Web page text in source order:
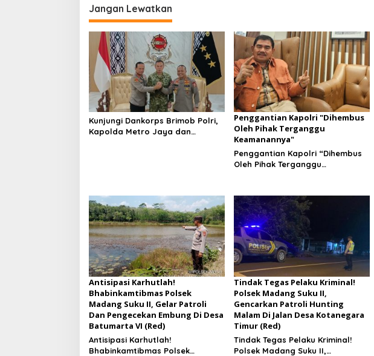
Jangan Lewatkan
Kunjungi Dankorps Brimob Polri,
Kapolda Metro Jaya dan
Penggantian Kapolri "Dihembus
Oleh Pihak Terganggu
Keamanannya"
Penggantian Kapolri “Dihembus
Oleh Pihak Terganggu
Antisipasi Karhutlah!
Bhabinkamtibmas Polsek
Madang Suku II, Gelar Patroli
Dan Pengecekan Embung Di Desa
Batumarta VI (Red)
Antisipasi Karhutlah!
Bhabinkamtibmas Polsek
Tindak Tegas Pelaku Kriminal!
Polsek Madang Suku II,
Gencarkan Patroli Hunting
Malam Di Jalan Desa Kotanegara
Timur (Red)
Tindak Tegas Pelaku Kriminal!
Polsek Madang Suku II,